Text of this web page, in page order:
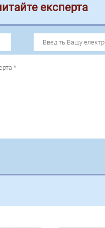
експерта